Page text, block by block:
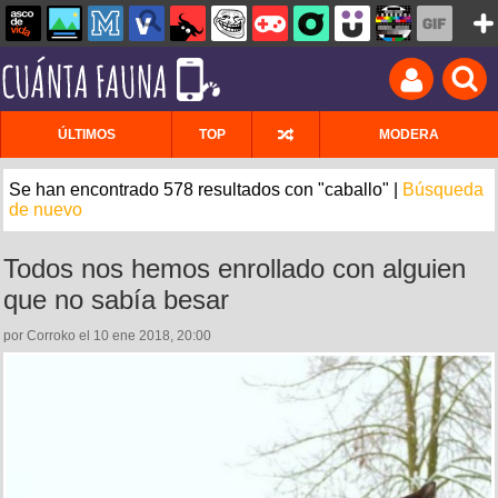
ÚLTIMOS TOP MODERA
Se han encontrado 578 resultados con "caballo" |
Búsqueda
de nuevo
Todos nos hemos enrollado con alguien
que no sabía besar
por Corroko el 10 ene 2018, 20:00